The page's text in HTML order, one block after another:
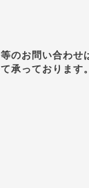
のお問い合わせ
承っております。